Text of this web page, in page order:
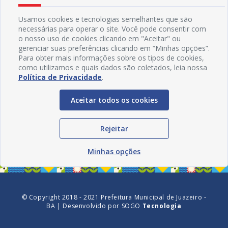
Redes Sociais
© Copyright 2018 - 2021 Prefeitura Municipal de Juazeiro -
BA | Desenvolvido por SOGO Tecnologia
Usamos cookies e tecnologias semelhantes que são
necessárias para operar o site. Você pode consentir com
o nosso uso de cookies clicando em "Aceitar" ou
gerenciar suas preferências clicando em “Minhas opções”.
Para obter mais informações sobre os tipos de cookies,
como utilizamos e quais dados são coletados, leia nossa
Política de Privacidade.
Aceitar todos os cookies
Rejeitar
Minhas opções